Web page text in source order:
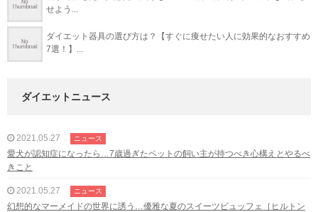
せよう...
ダイエット器具の選び方は？【すぐに痩せたい人に効果的なおすすめ
7選！】...
ダイエットニュース
2021.05.27 ニュース
愛犬が認知症になったら…7歳過ぎたペットの飼い主が持つべき心構えとやるべ
きこと
2021.05.27 ニュース
幻想的なマーメイドの世界に誘う…優雅な夏のスイーツビュッフェ［ヒルトン